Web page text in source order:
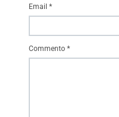
Commento *
Email *